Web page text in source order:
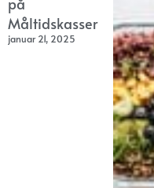
Måltidskasser
januar 21, 2025